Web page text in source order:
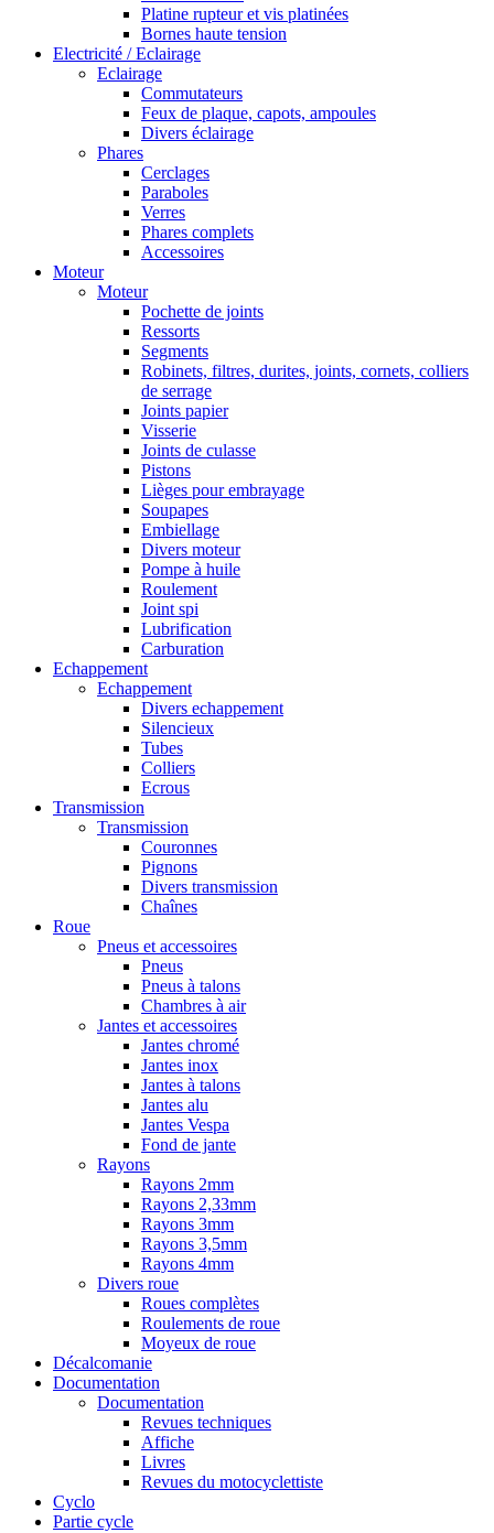
Platine rupteur et vis platinées
Bornes haute tension
Electricité / Eclairage
Eclairage
Commutateurs
Feux de plaque, capots, ampoules
Divers éclairage
Phares
Cerclages
Paraboles
Verres
Phares complets
Accessoires
Moteur
Moteur
Pochette de joints
Ressorts
Segments
Robinets, filtres, durites, joints, cornets, colliers
de serrage
Joints papier
Visserie
Joints de culasse
Pistons
Lièges pour embrayage
Soupapes
Embiellage
Divers moteur
Pompe à huile
Roulement
Joint spi
Lubrification
Carburation
Echappement
Echappement
Divers echappement
Silencieux
Tubes
Colliers
Ecrous
Transmission
Transmission
Couronnes
Pignons
Divers transmission
Chaînes
Roue
Pneus et accessoires
Pneus
Pneus à talons
Chambres à air
Jantes et accessoires
Jantes chromé
Jantes inox
Jantes à talons
Jantes alu
Jantes Vespa
Fond de jante
Rayons
Rayons 2mm
Rayons 2,33mm
Rayons 3mm
Rayons 3,5mm
Rayons 4mm
Divers roue
Roues complètes
Roulements de roue
Moyeux de roue
Décalcomanie
Documentation
Documentation
Revues techniques
Affiche
Livres
Revues du motocyclettiste
Cyclo
Partie cycle